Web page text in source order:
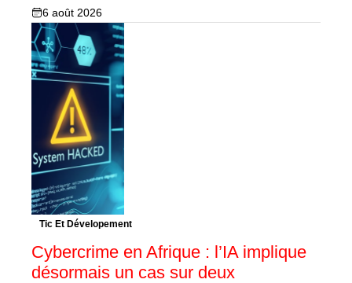
6 août 2026
Tic Et Dévelopement
Cybercrime en Afrique : l’IA implique
désormais un cas sur deux